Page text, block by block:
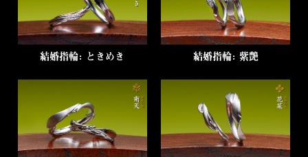
結婚指輪：ときめき 結婚指輪：紫艶